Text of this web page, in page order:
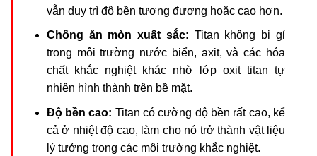
vẫn duy trì độ bền tương đương hoặc cao hơn.
Chống ăn mòn xuất sắc: Titan không bị gỉ
trong môi trường nước biển, axit, và các hóa
chất khắc nghiệt khác nhờ lớp oxit titan tự
nhiên hình thành trên bề mặt.
Độ bền cao: Titan có cường độ bền rất cao, kể
cả ở nhiệt độ cao, làm cho nó trở thành vật liệu
lý tưởng trong các môi trường khắc nghiệt.